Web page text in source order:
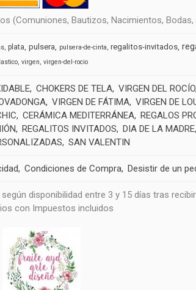
(Comuniones, Bautizos, Nacimientos,
plata pulsera pulsera-de-cinta regalitos-invitados
virgen virgen-del-rocio
CHOKERS DE TELA VIRGEN DEL ROCÍO
VIRGEN DE FÁTIMA VIRGEN DE
CERÁMICA MEDITERRÁNEA REGALOS
REGALITOS INVITADOS DIA DE LA MADRE
SAN VALENTIN
Condiciones de Compra Desistir de un
según disponibilidad entre 3 y 15 días tras
con Impuestos incluidos